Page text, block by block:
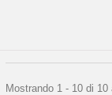
Mostrando 1 - 10 di 10